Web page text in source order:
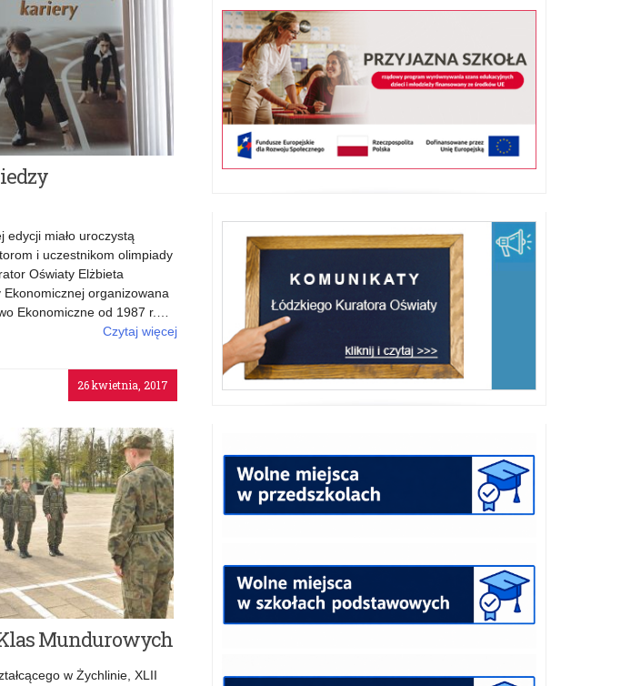
edycji miało uroczystą
i uczestnikom olimpiady
Oświaty Elżbieta
organizowana
Ekonomiczne od 1987 r.…
Czytaj więcej
26 kwietnia, 2017
Mundurowych
w Żychlinie, XLII